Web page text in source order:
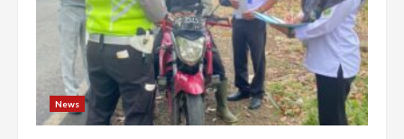
News